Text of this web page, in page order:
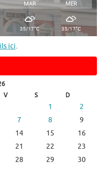
MAR MER
35/17°C 35/17°C
ici.
V S D
1
2
7 8
9
14 15
16
21 22
23
28 29
30